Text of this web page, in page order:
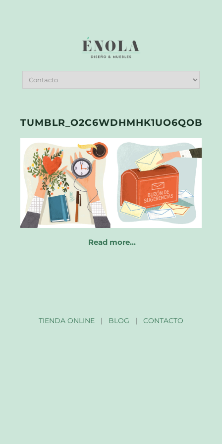
Read more…
TIENDA ONLINE| BLOG | CONTACTO